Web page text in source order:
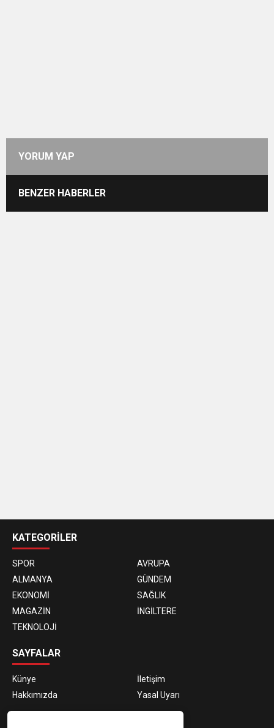
YORUM YAP
BENZER HABERLER
siteleri
KATEGORİLER
SPOR
AVRUPA
ALMANYA
GÜNDEM
EKONOMİ
SAĞLIK
MAGAZİN
İNGİLTERE
TEKNOLOJİ
SAYFALAR
Künye
İletişim
Hakkımızda
Yasal Uyarı